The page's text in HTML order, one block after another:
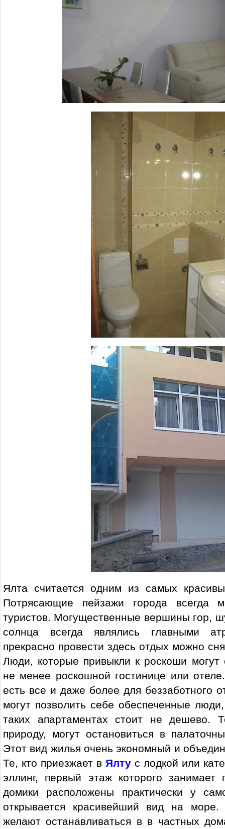
Ялта считается одним из самых
Потрясающие пейзажи города всегда
туристов. Могущественные вершины гор,
солнца всегда являлись главными
прекрасно провести здесь отдых можно
Люди, которые привыкли к роскоши
не менее роскошной гостинице или
есть все и даже более для беззаботного
могут позволить себе обеспеченные
таких апартаментах стоит не дешево.
природу, могут остановиться в
Этот вид жилья очень экономный и
Те, кто приезжает в Ялту с лодкой или
эллинг, первый этаж которого
домики расположены практически у
открывается красивейший вид на
желают останавливаться в в частных